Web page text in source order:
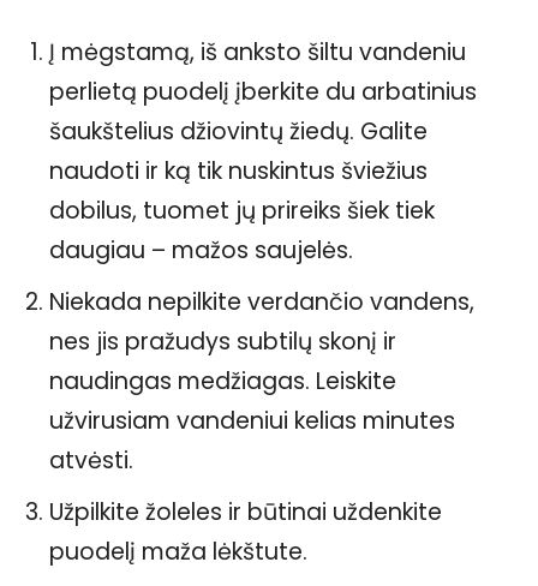
Į mėgstamą, iš anksto šiltu vandeniu
perlietą puodelį įberkite du arbatinius
šaukštelius džiovintų žiedų. Galite
naudoti ir ką tik nuskintus šviežius
dobilus, tuomet jų prireiks šiek tiek
daugiau – mažos saujelės.
Niekada nepilkite verdančio vandens,
nes jis pražudys subtilų skonį ir
naudingas medžiagas. Leiskite
užvirusiam vandeniui kelias minutes
atvėsti.
Užpilkite žoleles ir būtinai uždenkite
puodelį maža lėkštute.